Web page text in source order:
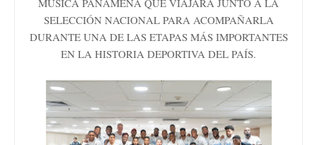
SELECCIÓN NACIONAL PARA ACOMPAÑARLA
DURANTE UNA DE LAS ETAPAS MÁS IMPORTANTES
EN LA HISTORIA DEPORTIVA DEL PAÍS.